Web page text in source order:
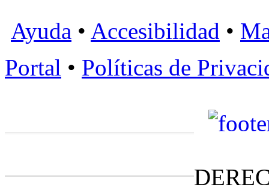
Ayuda • Accesibilidad •
Portal • Políticas de